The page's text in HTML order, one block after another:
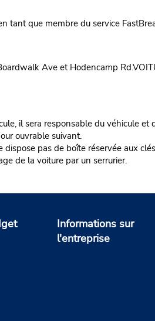
tant que membre du service
Ave et Hodencamp
il sera responsable du véhicule et
ouvrable suivant.
pas de boîte réservée aux
de la voiture par un serrurier.
Informations sur
l'entreprise